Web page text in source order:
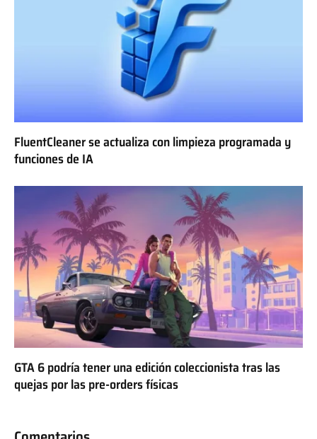
FluentCleaner se actualiza con limpieza programada y
funciones de IA
GTA 6 podría tener una edición coleccionista tras las
quejas por las pre-orders físicas